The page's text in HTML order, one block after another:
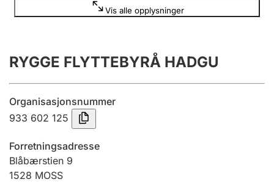
Årsregnskap
Innsending og forsinkelsesgebyr
Tinglysing
Jeger
Vis alle opplysninger
RYGGE FLYTTEBYRÅ HADGU
Organisasjonsnummer
933 602 125
Forretningsadresse
Blåbærstien 9
1528 MOSS